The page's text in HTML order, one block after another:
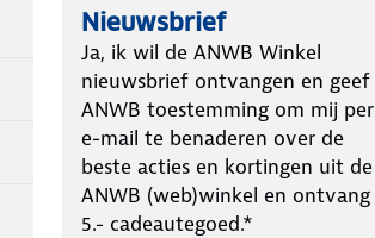
Nieuwsbrief
Ja, ik wil de ANWB Winkel
nieuwsbrief ontvangen en geef
ANWB toestemming om mij per
e-mail te benaderen over de
beste acties en kortingen uit de
ANWB (web)winkel en ontvang
5.- cadeautegoed.*